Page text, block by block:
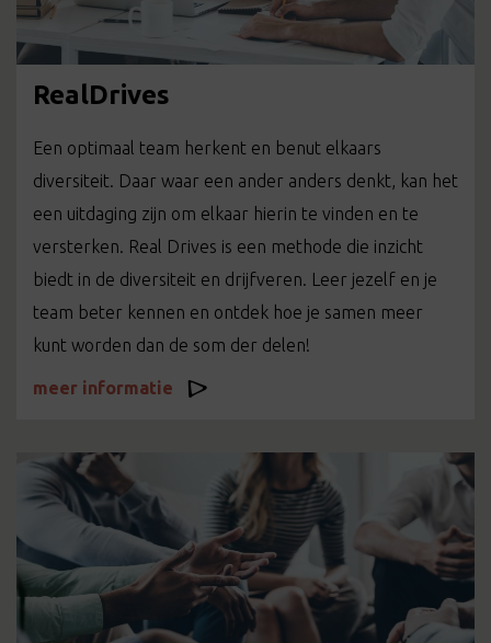
RealDrives
Een optimaal team herkent en benut elkaars
diversiteit. Daar waar een ander anders denkt, kan het
een uitdaging zijn om elkaar hierin te vinden en te
versterken. Real Drives is een methode die inzicht
biedt in de diversiteit en drijfveren. Leer jezelf en je
team beter kennen en ontdek hoe je samen meer
kunt worden dan de som der delen!
meer informatie